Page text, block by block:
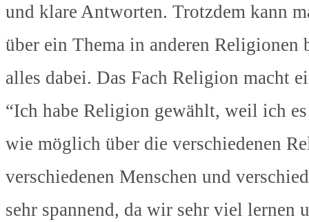
und klare Antworten. Trotzdem kann
über ein Thema in anderen
alles dabei. Das Fach Religion macht
“Ich habe Religion gewählt, weil ich
wie möglich über die verschiedenen
verschiedenen Menschen und
sehr spannend, da wir sehr viel lernen